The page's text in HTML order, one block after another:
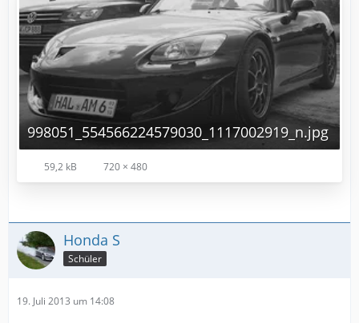
998051_554566224579030_1117002919_n.jpg
59,2 kB 720 × 480
Honda S
Schüler
19. Juli 2013 um 14:08